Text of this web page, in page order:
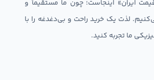
ایران» اینجاست؛ چون ما مستقیماً و
لذت یک خرید راحت و بی‌دغدغه را با
ما تجربه کنید.